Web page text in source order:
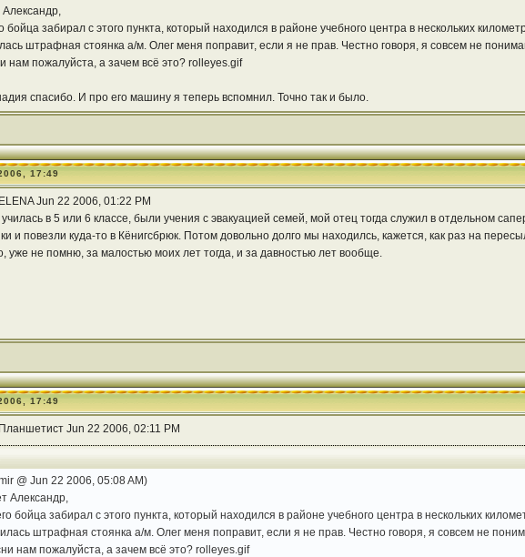
Александр,
бойца забирал с этого пункта, который находился в районе учебного центра в нескольких
штрафная стоянка а/м. Олег меня поправит, если я не прав. Честно говоря, я совсем не
нам пожалуйста, а зачем всё это? rolleyes.gif
спасибо. И про его машину я теперь вспомнил. Точно так и было.
17:49
Jun 22 2006, 01:22 PM
училась в 5 или 6 классе, были учения с эвакуацией семей, мой отец тогда служил в отдельном
и повезли куда-то в Кёнигсбрюк. Потом довольно долго мы находилсь, кажется, как раз на
уже не помню, за малостью моих лет тогда, и за давностью лет вообще.
17:49
Jun 22 2006, 02:11 PM
@ Jun 22 2006, 05:08 AM)
Александр,
бойца забирал с этого пункта, который находился в районе учебного центра в нескольких
штрафная стоянка а/м. Олег меня поправит, если я не прав. Честно говоря, я совсем не
нам пожалуйста, а зачем всё это? rolleyes.gif